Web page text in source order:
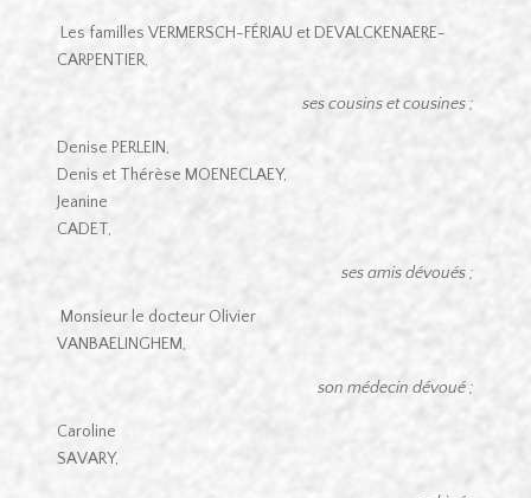
Les familles VERMERSCH-FÉRIAU et DEVALCKENAERE-
CARPENTIER,
ses cousins et cousines ;
Denise PERLEIN,
Denis et Thérèse MOENECLAEY,
Jeanine
CADET,
ses amis dévoués ;
Monsieur le docteur Olivier
VANBAELINGHEM,
son médecin dévoué ;
Caroline
SAVARY,